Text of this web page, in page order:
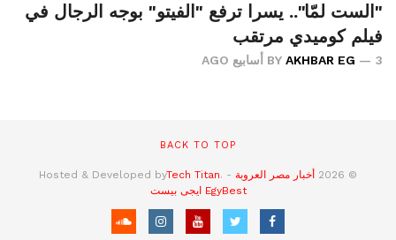
"الست لمّا".. يسرا ترفع "الفيتو" بوجه الرجال في
فيلم كوميدي مرتقب
BY AKHBAR EG 3 أسابيع AGO
BACK TO TOP
© 2026 أخبار مصر العروبة - Hosted & Developed by
Tech Titan.
EgyBest ايجى بيست